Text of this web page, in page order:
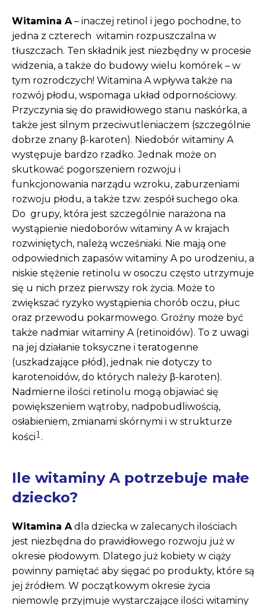
Witamina A– inaczej retinol i jego pochodne, to
jedna z czterech witamin rozpuszczalna w
tłuszczach. Ten składnik jest niezbędny w procesie
widzenia, a także do budowy wielu komórek – w
tym rozrodczych! Witamina A wpływa także na
rozwój płodu, wspomaga układ odpornościowy.
Przyczynia się do prawidłowego stanu naskórka, a
także jest silnym przeciwutleniaczem (szczególnie
dobrze znany β-karoten). Niedobór witaminy A
występuje bardzo rzadko. Jednak może on
skutkować pogorszeniem rozwoju i
funkcjonowania narządu wzroku, zaburzeniami
rozwoju płodu, a także tzw. zespół suchego oka.
Do grupy, która jest szczególnie narażona na
wystąpienie niedoborów witaminy A w krajach
rozwiniętych, należą wcześniaki. Nie mają one
odpowiednich zapasów witaminy A po urodzeniu, a
niskie stężenie retinolu w osoczu często utrzymuje
się u nich przez pierwszy rok życia. Może to
zwiększać ryzyko wystąpienia chorób oczu, płuc
oraz przewodu pokarmowego. Groźny może być
także nadmiar witaminy A (retinoidów). To z uwagi
na jej działanie toksyczne i teratogenne
(uszkadzające płód), jednak nie dotyczy to
karotenoidów, do których należy β-karoten).
Nadmierne ilości retinolu mogą objawiać się
powiększeniem wątroby, nadpobudliwością,
osłabieniem, zmianami skórnymi i w strukturze
kości1 .
Ile witaminy A potrzebuje małe
dziecko?
Witamina Adla dziecka w zalecanych ilościach
jest niezbędna do prawidłowego rozwoju już w
okresie płodowym. Dlatego już kobiety w ciąży
powinny pamiętać aby sięgać po produkty, które są
jej źródłem. W początkowym okresie życia
niemowlę przyjmuje wystarczające ilości witaminy